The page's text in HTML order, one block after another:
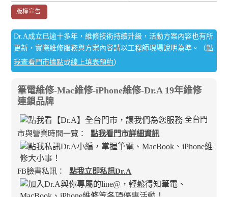
版權宣告
Dr.A成立已逾十多年，維修技術持續升級，活動方案內容也有所
更新，實際維修服務與方案內容請以工程師現場說明為準。（點
我查看門市據點或線上填表預約）
筆電維修-Mac維修-iPhone維修-Dr.A 19年維修
連鎖品牌
全台門
市與營業時間一覽：
點我看門市詳細資訊
FB臉書私訊： 點我立即私訊Dr.A